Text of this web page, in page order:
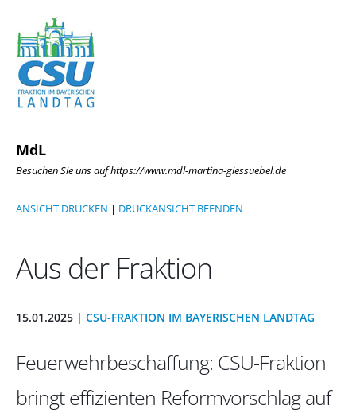
MdL
Besuchen Sie uns auf https://www.mdl-martina-giessuebel.de
ANSICHT DRUCKEN | DRUCKANSICHT BEENDEN
Aus der Fraktion
15.01.2025 | CSU-FRAKTION IM BAYERISCHEN LANDTAG
Feuerwehrbeschaffung: CSU-Fraktion
bringt effizienten Reformvorschlag auf